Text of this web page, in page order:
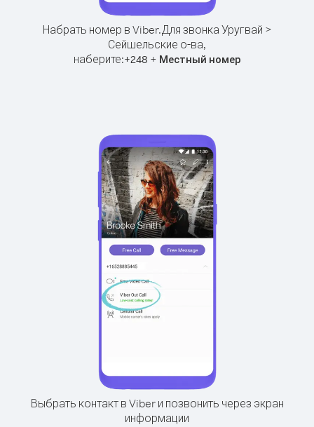
Набрать номер в Viber.Для звонка Уругвай >
Сейшельские о-ва,
наберите:+248 + Местный номер
Выбрать контакт в Viber и позвонить через экран
информации